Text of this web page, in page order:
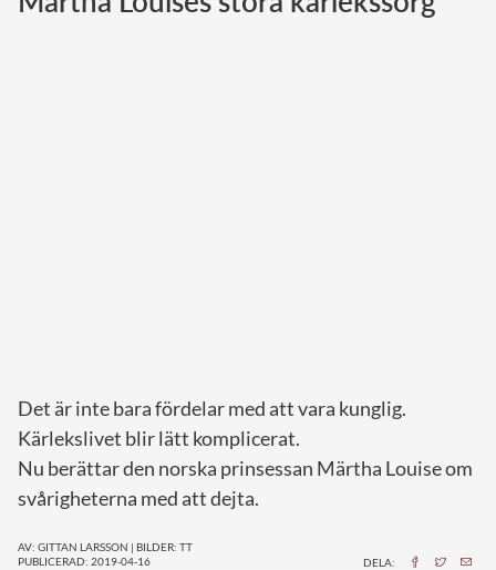
Det är inte bara fördelar med att vara kunglig.
Kärlekslivet blir lätt komplicerat.
Nu berättar den norska prinsessan Märtha Louise om
svårigheterna med att dejta.
AV: GITTAN LARSSON | BILDER: TT
PUBLICERAD: 2019-04-16
DELA: